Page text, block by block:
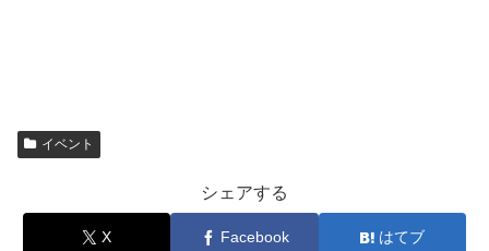
イベント
シェアする
X Facebook はてブ